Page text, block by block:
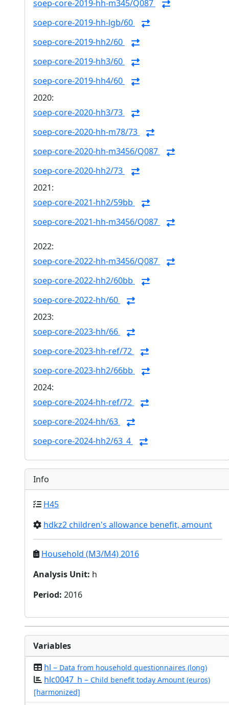
soep-core-2019-hh-m345/Q087
soep-core-2019-hh-lgb/60
soep-core-2019-hh2/60
soep-core-2019-hh3/60
soep-core-2019-hh4/60
2020:
soep-core-2020-hh3/73
soep-core-2020-hh-m78/73
soep-core-2020-hh-m3456/Q087
soep-core-2020-hh2/73
2021:
soep-core-2021-hh2/59bb
soep-core-2021-hh-m3456/Q087
2022:
soep-core-2022-hh-m3456/Q087
soep-core-2022-hh2/60bb
soep-core-2022-hh/60
2023:
soep-core-2023-hh/66
soep-core-2023-hh-ref/72
soep-core-2023-hh2/66bb
2024:
soep-core-2024-hh-ref/72
soep-core-2024-hh/63
soep-core-2024-hh2/63_4
Info
H45
hdkz2 children's allowance benefit, amount
Household (M3/M4) 2016
Analysis Unit: h
Period: 2016
Variables
hl – Data from household questionnaires (long)
hlc0047_h – Child benefit today Amount (euros)
[harmonized]